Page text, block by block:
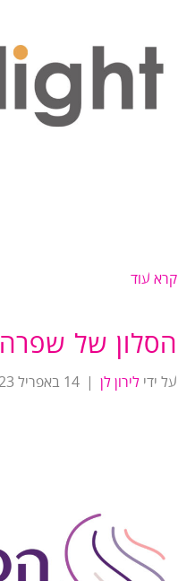
קרא עוד
הסלון של שפרה
על ידי לירון לן 14 באפריל 2023